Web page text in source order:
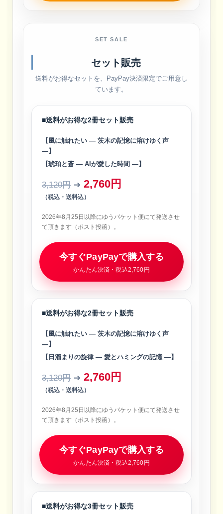
SET SALE
セット販売
送料がお得なセットを、PayPay決済限定でご用意し
ています。
■送料がお得な2冊セット販売
【風に触れたい ― 茨木の記憶に溶けゆく声
―】
【琥珀と蒼 ― AIが愛した時間 ―】
3,120円 ➔ 2,760円
（税込・送料込）
2026年8月25日以降にゆうパケット便にて発送させ
て頂きます（ポスト投函）。
今すぐPayPayで購入する
かんたん決済・税込2,760円
■送料がお得な2冊セット販売
【風に触れたい ― 茨木の記憶に溶けゆく声
―】
【日溜まりの旋律 ― 愛とハミングの記憶 ―】
3,120円 ➔ 2,760円
（税込・送料込）
2026年8月25日以降にゆうパケット便にて発送させ
て頂きます（ポスト投函）。
今すぐPayPayで購入する
かんたん決済・税込2,760円
■送料がお得な3冊セット販売